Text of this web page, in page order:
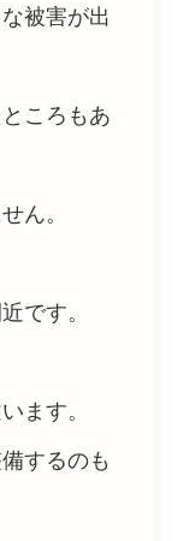
被害が出
ころもあ
ん。
です。
ます。
するのも